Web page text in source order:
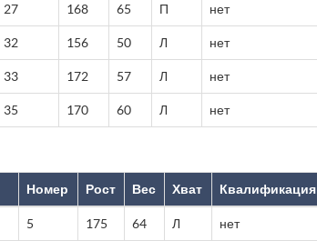
27 168 65 П нет
32 156 50 Л нет
33 172 57 Л нет
35 170 60 Л нет
Номер Рост Вес Хват Квалификация
5 175 64 Л нет